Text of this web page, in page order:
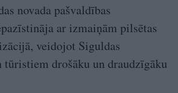
novada pašvaldības
ar izmaiņām pilsētas
veidojot Siguldas
drošāku un draudzīgāku